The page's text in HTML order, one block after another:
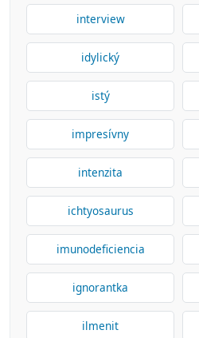
interview
idylický
istý
impresívny
intenzita
ichtyosaurus
imunodeficiencia
ignorantka
ilmenit